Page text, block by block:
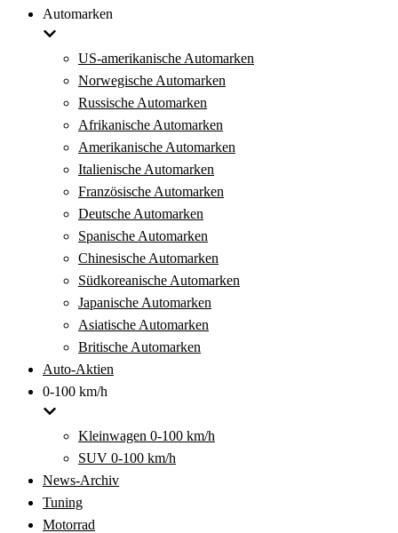
Automarken
US-amerikanische Automarken
Norwegische Automarken
Russische Automarken
Afrikanische Automarken
Amerikanische Automarken
Italienische Automarken
Französische Automarken
Deutsche Automarken
Spanische Automarken
Chinesische Automarken
Südkoreanische Automarken
Japanische Automarken
Asiatische Automarken
Britische Automarken
Auto-Aktien
0-100 km/h
Kleinwagen 0-100 km/h
SUV 0-100 km/h
News-Archiv
Tuning
Motorrad